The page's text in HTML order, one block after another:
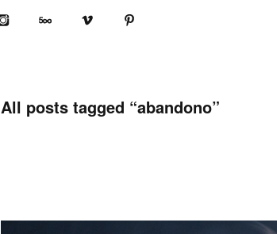
All posts tagged “abandono”